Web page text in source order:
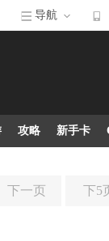
导航
攻略 新手卡
下一页 下5